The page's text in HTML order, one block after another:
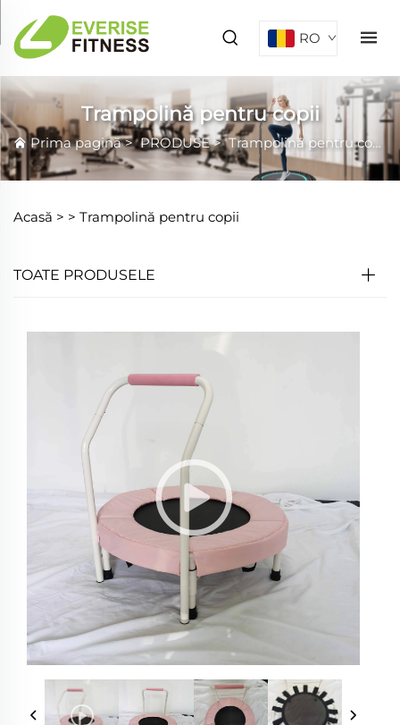
RO
Trampolină pentru copii
Prima pagină>PRODUSE>Trampolină pentru copii
Acasă > > Trampolină pentru copii
TOATE PRODUSELE